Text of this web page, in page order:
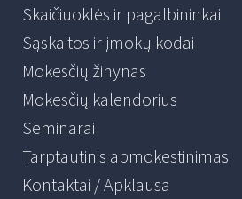
Skaičiuoklės ir pagalbininkai
Sąskaitos ir įmokų kodai
Mokesčių žinynas
Mokesčių kalendorius
Seminarai
Tarptautinis apmokestinimas
Kontaktai / Apklausa